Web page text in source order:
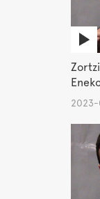
2023-